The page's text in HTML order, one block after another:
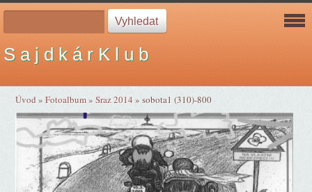
S a j d k á r K l u b
Úvod »Fotoalbum»Sraz 2014»sobota1 (310)-800